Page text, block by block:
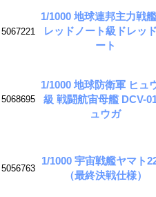
5067221
1/1000 地球連邦主力戦
レッドノート級ドレッ
ート
5068695
1/1000 地球防衛軍 ヒュ
級 戦闘航宙母艦 DCV-
ュウガ
5056763
1/1000 宇宙戦艦ヤマト
（最終決戦仕様）